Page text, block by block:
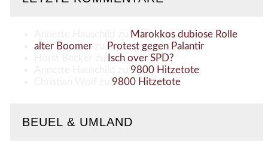
Marokkos dubiose Rolle
alter Boomerzu
Protest gegen Palantir
Isch over SPD?
9800 Hitzetote
9800 Hitzetote
BEUEL & UMLAND